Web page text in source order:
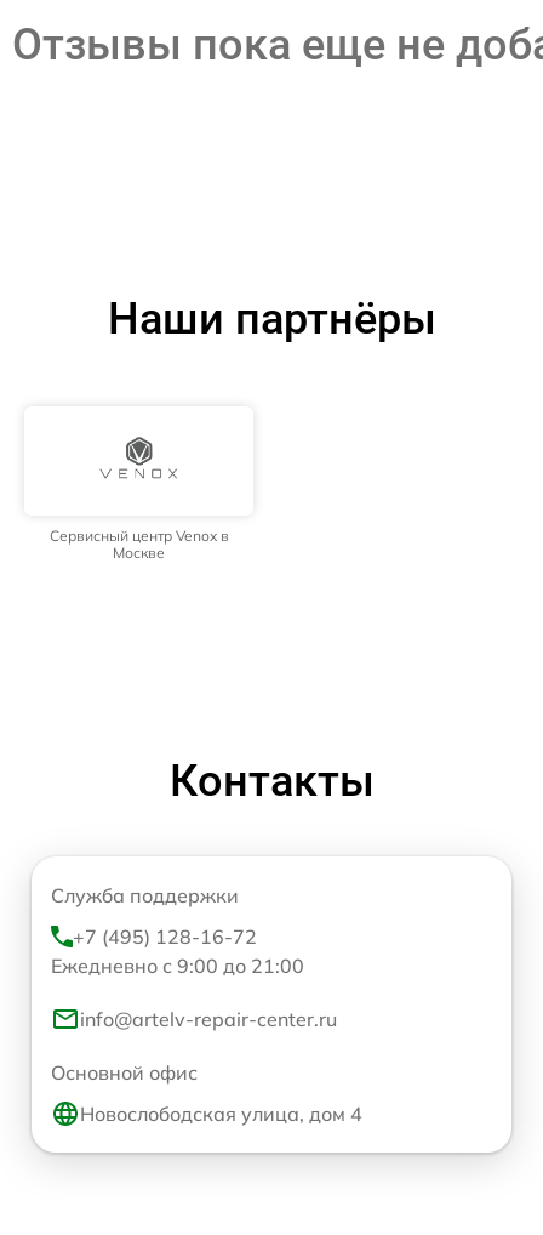
Отзывы пока еще не
Наши партнёры
Сервисный центр Venox в
Москве
Контакты
Служба поддержки
+7 (495) 128-16-72
Ежедневно с 9:00 до 21:00
info@artelv-repair-center.ru
Основной офис
Новослободская улица, дом 4